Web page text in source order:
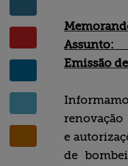
Assunto:
Emissão
e
de